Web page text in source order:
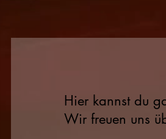
Hier kannst du
Wir freuen uns